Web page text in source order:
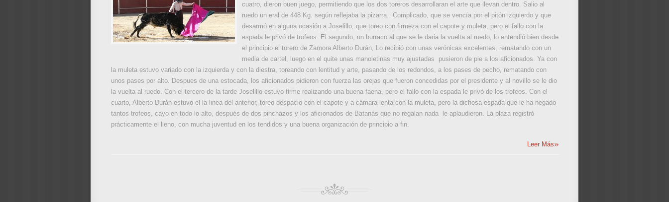
cuatro, dieron buen juego, permitiendo que los dos toreros desarrollaran el arte que llevan dentro. Salio al
ruedo un eral de 448 Kg. según reflejaba la pizarra. Complicado, que se vencía por el pitón izquierdo y que
desarmó en alguna ocasión a Joselillo, que toreo con firmeza con el capote y muleta, pero el fallo con la
espada le privó de trofeos. El segundo, un burraco al que se le daria la vuelta al ruedo, lo entendió bien desde
el principio el torero de Zamora Alberto Durán, Lo recibió con unas verónicas excelentes, rematando con un
media de cartel, luego en el quite unas manoletinas muy ajustadas pusieron de pie a los aficionados. Ya con
la muleta estuvo variado con la izquierda y con la diestra, toreando con lentitud y arte, pasando de los redondos, a los pases de pecho, rematando con
unos pases por alto. Despues de una estocada, los aficionados pidieron con fuerza las orejas que fueron concedidas por el presidente y al novillo se le dio
la vuelta al ruedo. Con el tercero de la tarde Joselillo estuvo firme realizando una buena faena, pero el fallo con la espada le privó de los trofeos. Con el
cuarto, Alberto Durán estuvo el la linea del anterior, toreo despacio con el capote y a cámara lenta con la muleta, pero la dichosa espada que le ha negado
tantos trofeos, cayo en todo lo alto, después de dos pinchazos y los aficionados de Batanás que no regalan nada le aplaudieron. La plaza registró
prácticamente el lleno, con mucha juventud en los tendidos y una buena organización de principio a fin.
Leer Más»